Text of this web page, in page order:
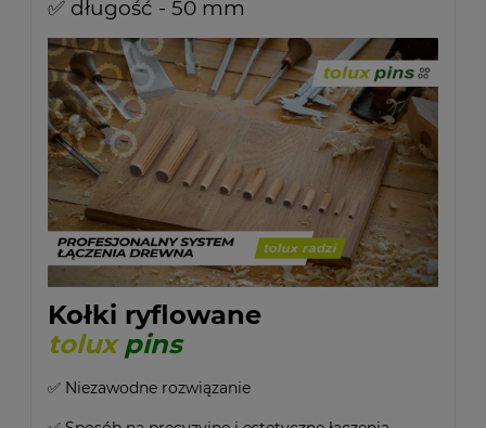
✅ długość - 50 mm
Kołki ryflowane
toluxpins
✅ Niezawodne rozwiązanie